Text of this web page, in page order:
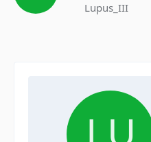
Lupus_III